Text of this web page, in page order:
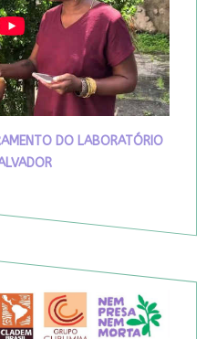
DO LABORATÓRIO